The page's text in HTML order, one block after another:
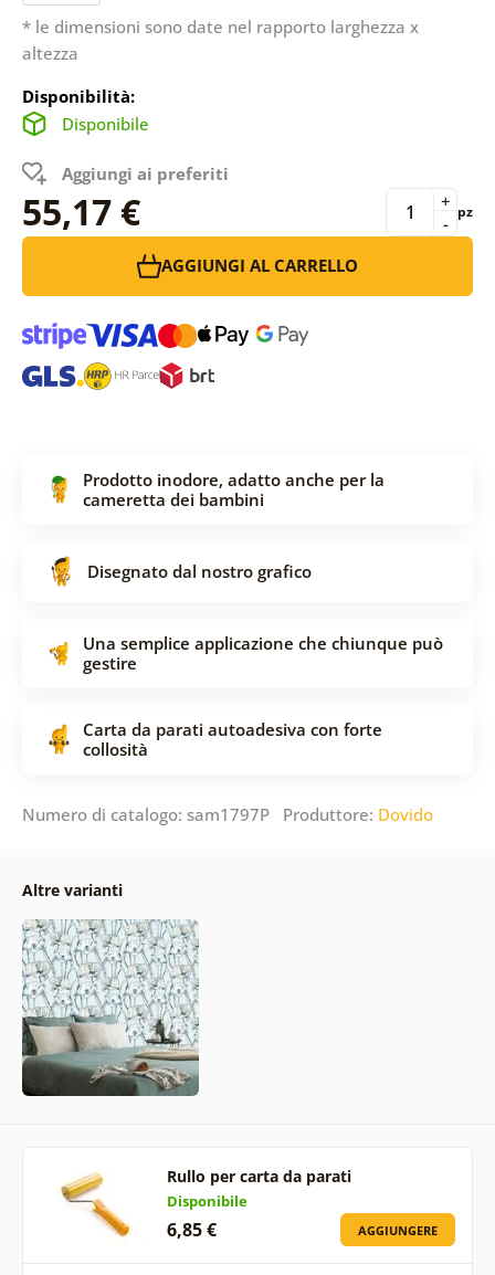
* le dimensioni sono date nel rapporto larghezza x
altezza
Disponibilità:
Disponibile
Aggiungi ai preferiti
55,17 € -
+ pz
AGGIUNGI AL CARRELLO
Prodotto inodore, adatto anche per la
cameretta dei bambini
Disegnato dal nostro grafico
Una semplice applicazione che chiunque può
gestire
Carta da parati autoadesiva con forte
collosità
Numero di catalogo: sam1797P Produttore: Dovido
Altre varianti
Rullo per carta da parati
Disponibile
6,85 € AGGIUNGERE